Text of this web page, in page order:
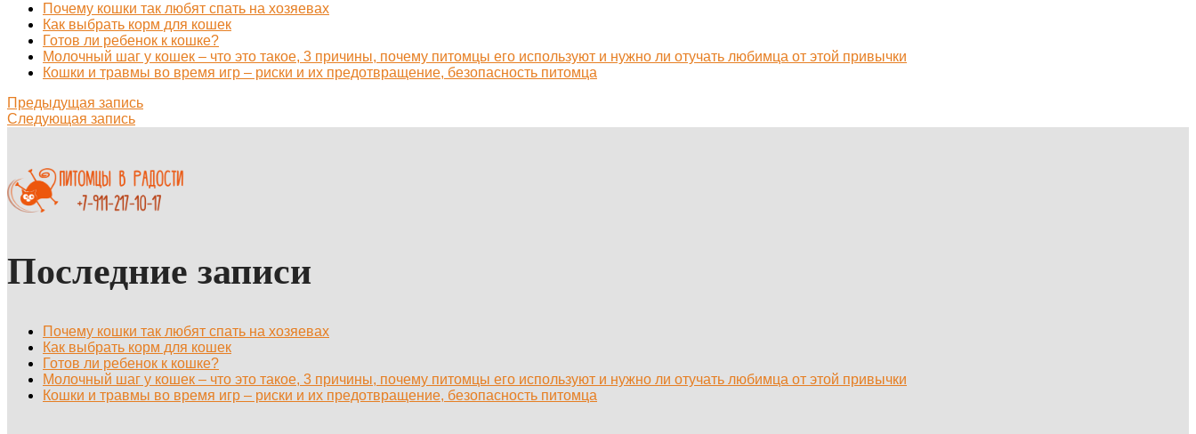
Почему кошки так любят спать на хозяевах
Как выбрать корм для кошек
Готов ли ребенок к кошке?
Молочный шаг у кошек – что это такое, 3 причины, почему питомцы его используют и нужно ли отучать любимца от этой привычки
Кошки и травмы во время игр – риски и их предотвращение, безопасность питомца
Предыдущая запись
Следующая запись
Последние записи
Почему кошки так любят спать на хозяевах
Как выбрать корм для кошек
Готов ли ребенок к кошке?
Молочный шаг у кошек – что это такое, 3 причины, почему питомцы его используют и нужно ли отучать любимца от этой привычки
Кошки и травмы во время игр – риски и их предотвращение, безопасность питомца